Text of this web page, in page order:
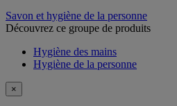
Savon et hygiène de la personne
Découvrez ce groupe de produits
Hygiène des mains
Hygiène de la personne
×